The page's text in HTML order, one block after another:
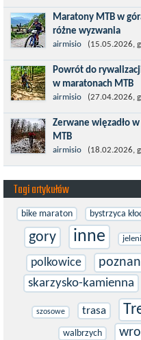
wymagający etap i cel
maratonie MTB w
Maratony MTB w
różne wyzwania
Maj to idealny czas, by
znacznie bardziej
MTB....
airmisio (15.05.2026,
Powrót do
w maratonach MTB
Prawdziwym testem
jest powrót do
bariery,...
airmisio (27.04.2026,
Zerwane więzadło
MTB
W sporcie nie ma
zaawansowania.
prostu oddać się grze,
airmisio (18.02.2026,
Tagi artykułów
bike maraton bystrzyca
gory inne
polkowice poznan
skarzysko-kamienna
szosowe trasa
walbrzych